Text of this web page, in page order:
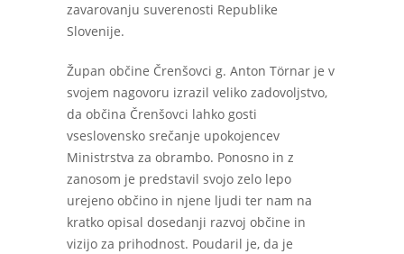
zavarovanju suverenosti Republike
Slovenije.
Župan občine Črenšovci g. Anton Törnar je v
svojem nagovoru izrazil veliko zadovoljstvo,
da občina Črenšovci lahko gosti
vseslovensko srečanje upokojencev
Ministrstva za obrambo. Ponosno in z
zanosom je predstavil svojo zelo lepo
urejeno občino in njene ljudi ter nam na
kratko opisal dosedanji razvoj občine in
vizijo za prihodnost. Poudaril je, da je